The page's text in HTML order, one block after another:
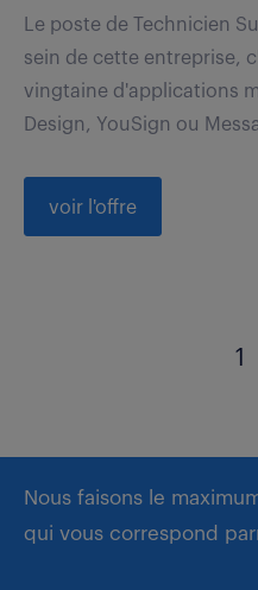
Le poste de Technicien
sein de cette entreprise,
vingtaine d'applications
Design, YouSign ou
voir l'offre
1
Nous faisons le
qui vous correspond